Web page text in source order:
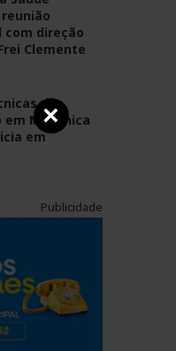
direção
Clemente
de
em Mecânica
em
Publicidade
×